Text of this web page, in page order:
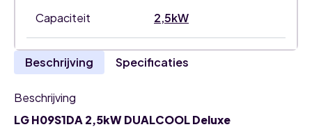
Capaciteit 2,5kW
Beschrijving Specificaties
Beschrijving
LG H09S1DA 2,5kW DUALCOOL Deluxe